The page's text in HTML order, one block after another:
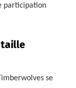
participation
se